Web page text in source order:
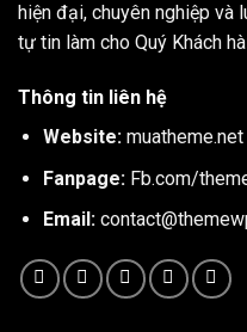
hiện đại, chuyên nghiệp
tự tin làm cho Quý Khách
Thông tin liên hệ
Website: muatheme.net
Fanpage: Fb.com/
Email: